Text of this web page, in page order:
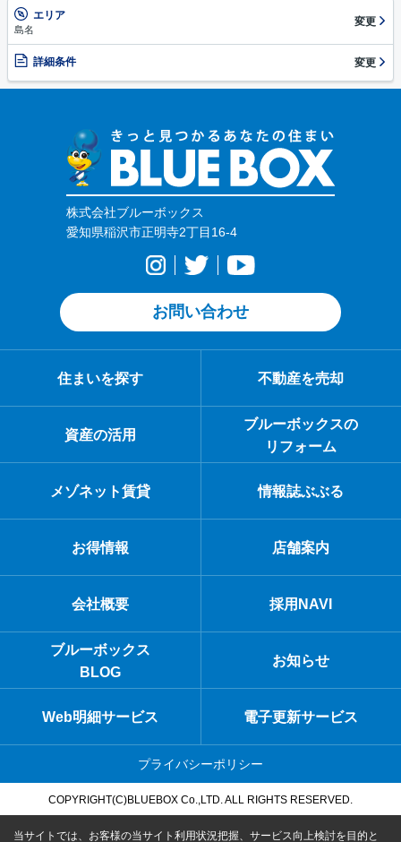
エリア
島名
変更
詳細条件 変更
株式会社ブルーボックス
愛知県稲沢市正明寺2丁目16-4
お問い合わせ
住まいを探す 不動産を売却
資産の活用
ブルーボックスの
リフォーム
メゾネット賃貸 情報誌ぶぶる
お得情報 店舗案内
会社概要 採用NAVI
ブルーボックス
BLOG
お知らせ
Web明細サービス 電子更新サービス
プライバシーポリシー
COPYRIGHT(C)BLUEBOX Co.,LTD. ALL RIGHTS RESERVED.
当サイトでは、お客様の当サイト利用状況把握、サービス向上検討を目的と